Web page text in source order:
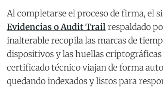
Al completarse el proceso de firma, el
Evidencias o Audit Trailrespaldado
inalterable recopila las marcas de
dispositivos y las huellas
certificado técnico viajan de forma
quedando indexados y listos para